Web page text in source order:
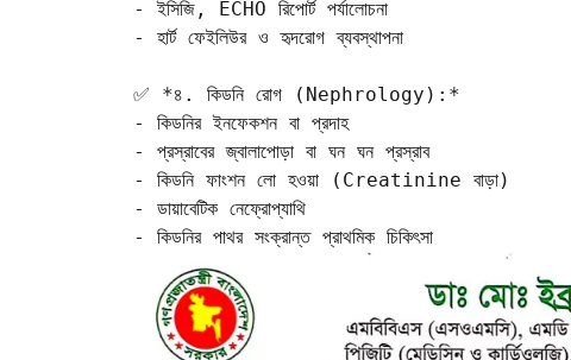
- ইসিজি, ECHO রিপোর্ট পর্যালোচনা
- হার্ট ফেইলিউর ও হৃদরোগ ব্যবস্থাপনা
✅ *৪. কিডনি রোগ (Nephrology):*
- কিডনির ইনফেকশন বা প্রদাহ
- প্রস্রাবের জ্বালাপোড়া বা ঘন ঘন প্রস্রাব
- কিডনি ফাংশন লো হওয়া (Creatinine বাড়া)
- ডায়াবেটিক নেফ্রোপ্যাথি